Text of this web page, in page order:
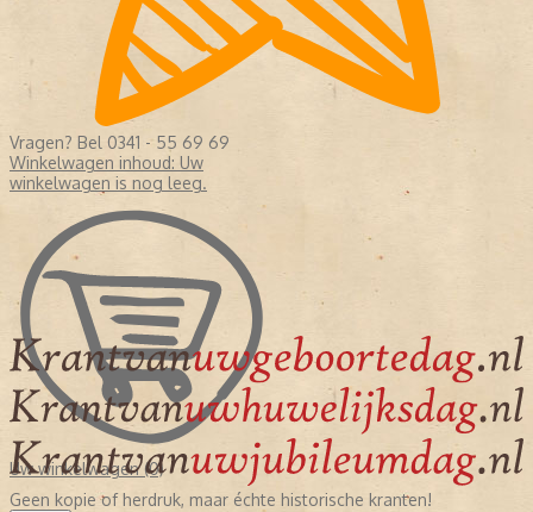
Vragen? Bel 0341 - 55 69 69
Winkelwagen inhoud: Uw
winkelwagen is nog leeg.
Uw winkelwagen (0)
Geen kopie of herdruk, maar échte historische kranten!